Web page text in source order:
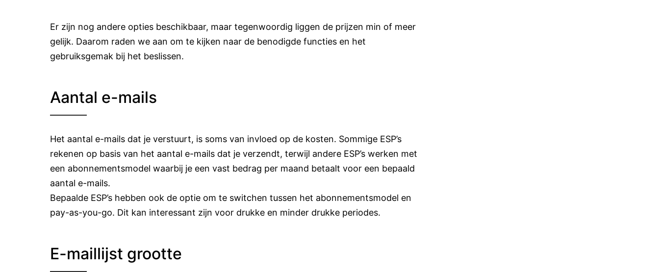
Er zijn nog andere opties beschikbaar, maar tegenwoordig liggen de prijzen min of meer
gelijk. Daarom raden we aan om te kijken naar de benodigde functies en het
gebruiksgemak bij het beslissen.
Aantal e-mails
Het aantal e-mails dat je verstuurt, is soms van invloed op de kosten. Sommige ESP’s
rekenen op basis van het aantal e-mails dat je verzendt, terwijl andere ESP’s werken met
een abonnementsmodel waarbij je een vast bedrag per maand betaalt voor een bepaald
aantal e-mails.
Bepaalde ESP’s hebben ook de optie om te switchen tussen het abonnementsmodel en
pay-as-you-go. Dit kan interessant zijn voor drukke en minder drukke periodes.
E-maillijst grootte